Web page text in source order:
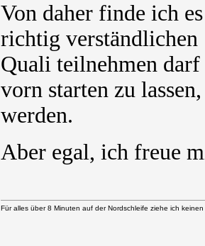
Von daher finde ich
richtig verständlichen
Quali teilnehmen
vorn starten zu
werden.
Aber egal, ich freue
Für alles über 8 Minuten auf der Nordschleife ziehe ich keinen